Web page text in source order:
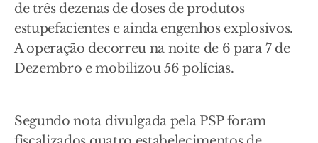
de três dezenas de doses de produtos
estupefacientes e ainda engenhos explosivos.
A operação decorreu na noite de 6 para 7 de
Dezembro e mobilizou 56 polícias.
Segundo nota divulgada pela PSP foram